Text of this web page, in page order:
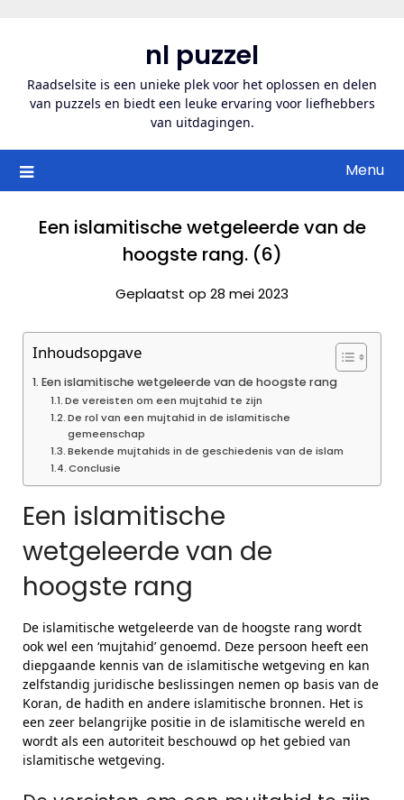
inhoud
nl puzzel
Raadselsite is een unieke plek voor het oplossen en delen
van puzzels en biedt een leuke ervaring voor liefhebbers
van uitdagingen.
Menu
Een islamitische wetgeleerde van de
hoogste rang. (6)
Geplaatst op 28 mei 2023
Inhoudsopgave
Een islamitische wetgeleerde van de hoogste rang
De vereisten om een mujtahid te zijn
De rol van een mujtahid in de islamitische
gemeenschap
Bekende mujtahids in de geschiedenis van de islam
Conclusie
Een islamitische
wetgeleerde van de
hoogste rang
De islamitische wetgeleerde van de hoogste rang wordt
ook wel een ‘mujtahid’ genoemd. Deze persoon heeft een
diepgaande kennis van de islamitische wetgeving en kan
zelfstandig juridische beslissingen nemen op basis van de
Koran, de hadith en andere islamitische bronnen. Het is
een zeer belangrijke positie in de islamitische wereld en
wordt als een autoriteit beschouwd op het gebied van
islamitische wetgeving.